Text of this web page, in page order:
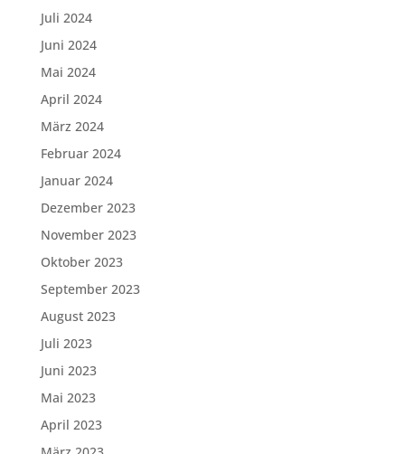
Juli 2024
Juni 2024
Mai 2024
April 2024
März 2024
Februar 2024
Januar 2024
Dezember 2023
November 2023
Oktober 2023
September 2023
August 2023
Juli 2023
Juni 2023
Mai 2023
April 2023